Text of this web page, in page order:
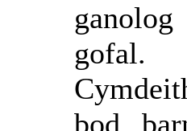
gofal.
bod